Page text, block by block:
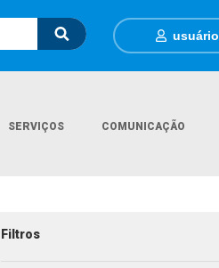
usuário
SERVIÇOS COMUNICAÇÃO
Filtros